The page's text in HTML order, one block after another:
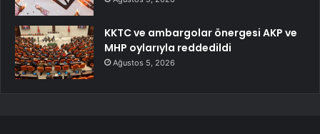
KKTC ve ambargolar önergesi AKP ve
MHP oylarıyla reddedildi
Ağustos 5, 2026